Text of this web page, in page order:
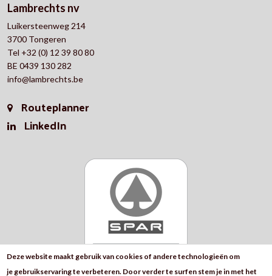
Lambrechts nv
Luikersteenweg 214
3700 Tongeren
Tel +32 (0) 12 39 80 80
BE 0439 130 282
info@lambrechts.be
Routeplanner
LinkedIn
Deze website maakt gebruik van cookies of andere technologieën om
je gebruikservaring te verbeteren. Door verder te surfen stem je in met het